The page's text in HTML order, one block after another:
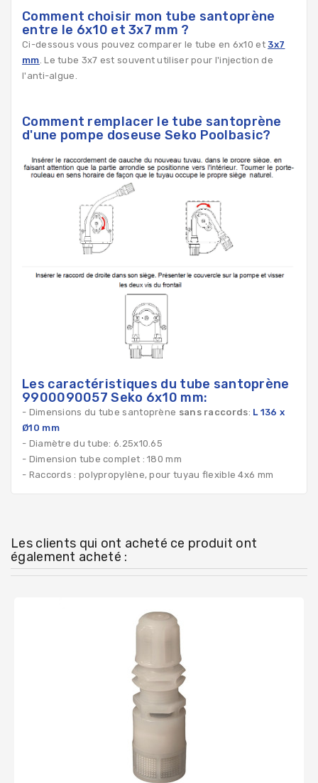
Comment choisir mon tube santoprène
entre le 6x10 et 3x7 mm ?
Ci-dessous vous pouvez comparer le tube en 6x10 et3x7
mm . Le tube 3x7 est souvent utiliser pour l'injection de
l'anti-algue.
Comment remplacer le tube santoprène
d'une pompe doseuse Seko Poolbasic?
Les caractéristiques du tube santoprène
9900090057 Seko 6x10 mm:
- Dimensions du tube santoprène sans raccords: L 136 x
Ø10 mm
- Diamètre du tube: 6.25x10.65
- Dimension tube complet : 180 mm
- Raccords : polypropylène, pour tuyau flexible 4x6 mm
Les clients qui ont acheté ce produit ont
également acheté :